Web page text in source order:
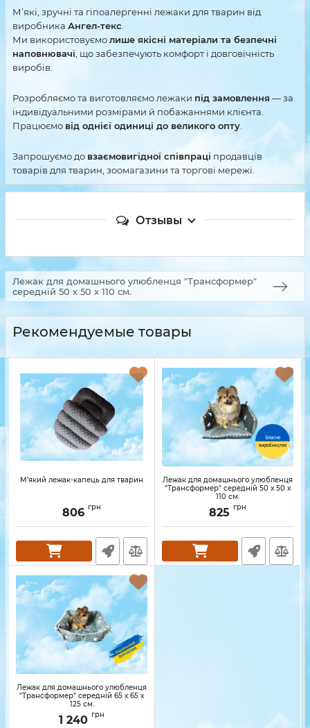
М’які, зручні та гіпоалергенні лежаки для тварин від
виробника Ангел-текс
Ми використовуємолише якісні матеріали та безпечні
наповнювачі , що забезпечують комфорт і довговічність
виробів.
Розробляємо та виготовляємо лежаки під замовлення — за
індивідуальними розмірами й побажаннями клієнта.
Працюємо від однієї одиниці до великого опту
Запрошуємо до взаємовигідної співпраці продавців
товарів для тварин, зоомагазини та торгові мережі.
Отзывы
Лежак для домашнього улюбленця "Трансформер"
середній 50 х 50 х 110 см.
Рекомендуемые товары
М’який лежак-капець для тварин
806 грн
Лежак для домашнього улюбленця
"Трансформер" середній 50 х 50 х
110 см.
825 грн
Лежак для домашнього улюбленця
"Трансформер" середній 65 х 65 х
125 см.
1 240 грн